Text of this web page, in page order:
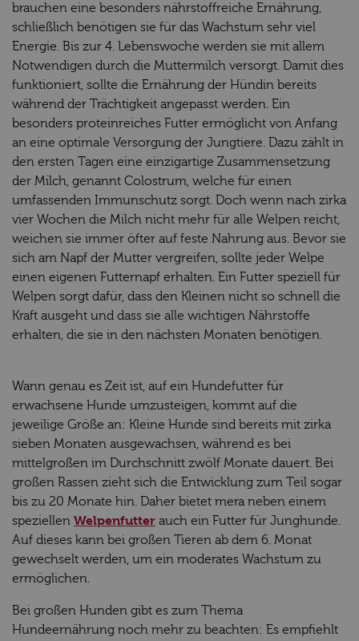
brauchen eine besonders nährstoffreiche Ernährung,
schließlich benötigen sie für das Wachstum sehr viel
Energie. Bis zur 4. Lebenswoche werden sie mit allem
Notwendigen durch die Muttermilch versorgt. Damit dies
funktioniert, sollte die Ernährung der Hündin bereits
während der Trächtigkeit angepasst werden. Ein
besonders proteinreiches Futter ermöglicht von Anfang
an eine optimale Versorgung der Jungtiere. Dazu zählt in
den ersten Tagen eine einzigartige Zusammensetzung
der Milch, genannt Colostrum, welche für einen
umfassenden Immunschutz sorgt. Doch wenn nach zirka
vier Wochen die Milch nicht mehr für alle Welpen reicht,
weichen sie immer öfter auf feste Nahrung aus. Bevor sie
sich am Napf der Mutter vergreifen, sollte jeder Welpe
einen eigenen Futternapf erhalten. Ein Futter speziell für
Welpen sorgt dafür, dass den Kleinen nicht so schnell die
Kraft ausgeht und dass sie alle wichtigen Nährstoffe
erhalten, die sie in den nächsten Monaten benötigen.
Wann genau es Zeit ist, auf ein Hundefutter für
erwachsene Hunde umzusteigen, kommt auf die
jeweilige Größe an: Kleine Hunde sind bereits mit zirka
sieben Monaten ausgewachsen, während es bei
mittelgroßen im Durchschnitt zwölf Monate dauert. Bei
großen Rassen zieht sich die Entwicklung zum Teil sogar
bis zu 20 Monate hin. Daher bietet mera neben einem
speziellen Welpenfutter auch ein Futter für Junghunde.
Auf dieses kann bei großen Tieren ab dem 6. Monat
gewechselt werden, um ein moderates Wachstum zu
ermöglichen.
Bei großen Hunden gibt es zum Thema
Hundeernährung noch mehr zu beachten: Es empfiehlt